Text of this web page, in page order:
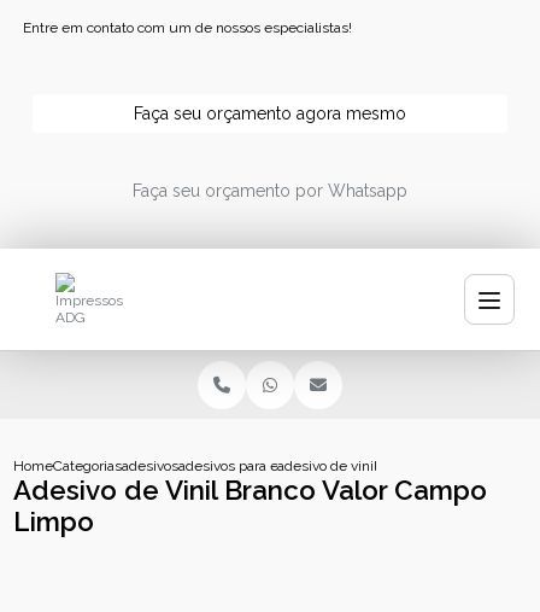
Entre em contato com um de nossos especialistas!
Faça seu orçamento agora mesmo
Faça seu orçamento por Whatsapp
HomeCategoriasadesivosadesivos para embalagensadesivo de vinil branco valor campo
Adesivo de Vinil Branco Valor Campo
Limpo